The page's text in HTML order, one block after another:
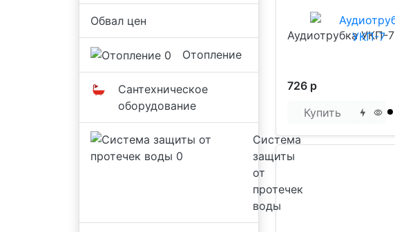
Обвал цен
Отопление
Сантехническое
оборудование
Система
защиты
от
протечек
воды
Аудиотрубка УКП-7
726 р
Купить